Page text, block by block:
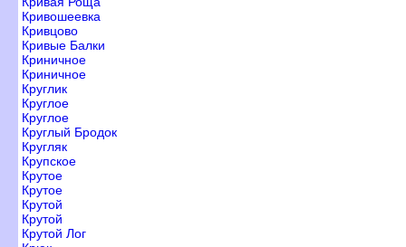
Кривошеевка
Кривцово
Кривые Балки
Криничное
Криничное
Круглик
Круглое
Круглое
Круглый Бродок
Кругляк
Крупское
Крутое
Крутое
Крутой
Крутой
Крутой Ло